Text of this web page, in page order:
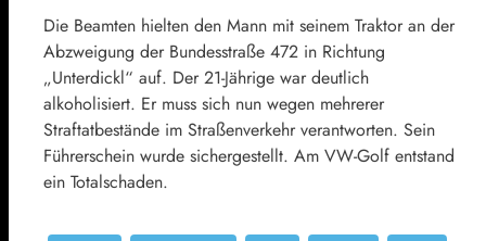
Die Beamten hielten den Mann mit seinem Traktor an der
Abzweigung der Bundesstraße 472 in Richtung
„Unterdickl“ auf. Der 21-Jährige war deutlich
alkoholisiert. Er muss sich nun wegen mehrerer
Straftatbestände im Straßenverkehr verantworten. Sein
Führerschein wurde sichergestellt. Am VW-Golf entstand
ein Totalschaden.